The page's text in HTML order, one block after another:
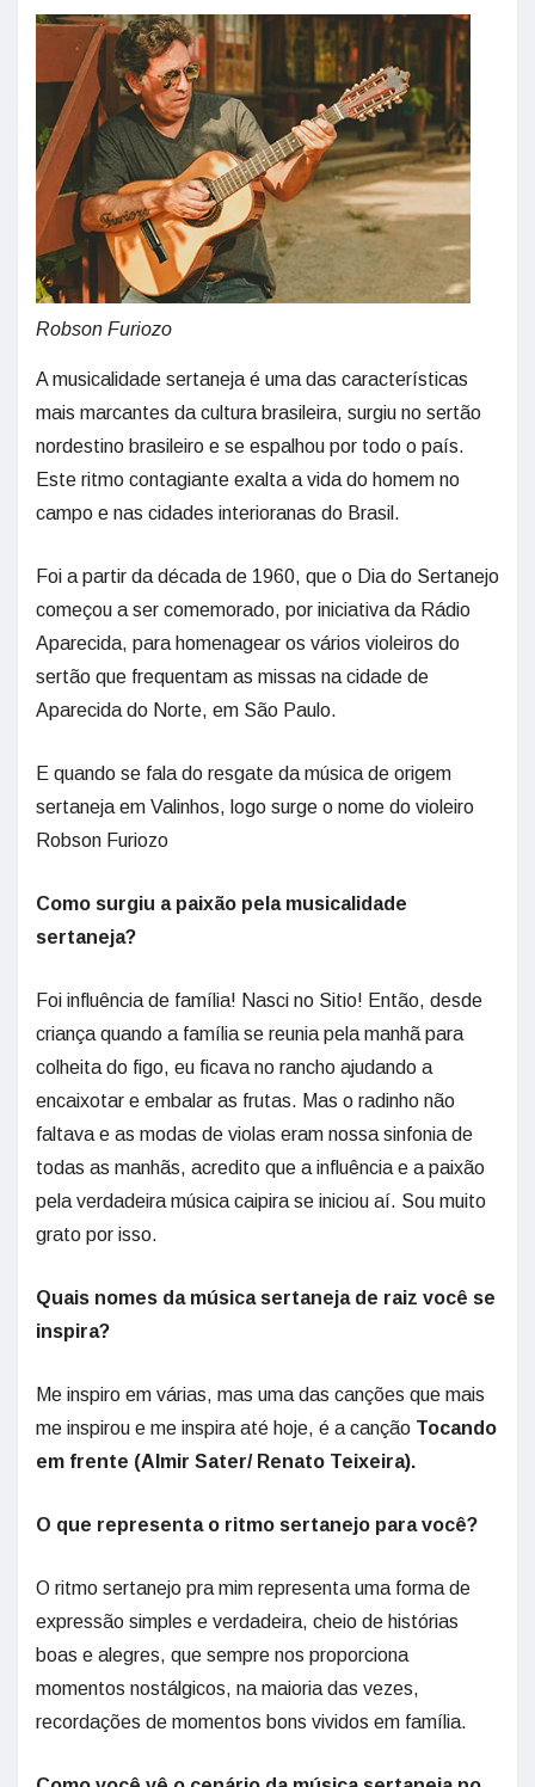
Robson Furiozo
A musicalidade sertaneja é uma das características
mais marcantes da cultura brasileira, surgiu no sertão
nordestino brasileiro e se espalhou por todo o país.
Este ritmo contagiante exalta a vida do homem no
campo e nas cidades interioranas do Brasil.
Foi a partir da década de 1960, que o Dia do Sertanejo
começou a ser comemorado, por iniciativa da Rádio
Aparecida, para homenagear os vários violeiros do
sertão que frequentam as missas na cidade de
Aparecida do Norte, em São Paulo.
E quando se fala do resgate da música de origem
sertaneja em Valinhos, logo surge o nome do violeiro
Robson Furiozo
Como surgiu a paixão pela musicalidade
sertaneja?
Foi influência de família! Nasci no Sitio! Então, desde
criança quando a família se reunia pela manhã para
colheita do figo, eu ficava no rancho ajudando a
encaixotar e embalar as frutas. Mas o radinho não
faltava e as modas de violas eram nossa sinfonia de
todas as manhãs, acredito que a influência e a paixão
pela verdadeira música caipira se iniciou aí. Sou muito
grato por isso.
Quais nomes da música sertaneja de raiz você se
inspira?
Me inspiro em várias, mas uma das canções que mais
me inspirou e me inspira até hoje, é a canção Tocando
em frente (Almir Sater/ Renato Teixeira).
O que representa o ritmo sertanejo para você?
O ritmo sertanejo pra mim representa uma forma de
expressão simples e verdadeira, cheio de histórias
boas e alegres, que sempre nos proporciona
momentos nostálgicos, na maioria das vezes,
recordações de momentos bons vividos em família.